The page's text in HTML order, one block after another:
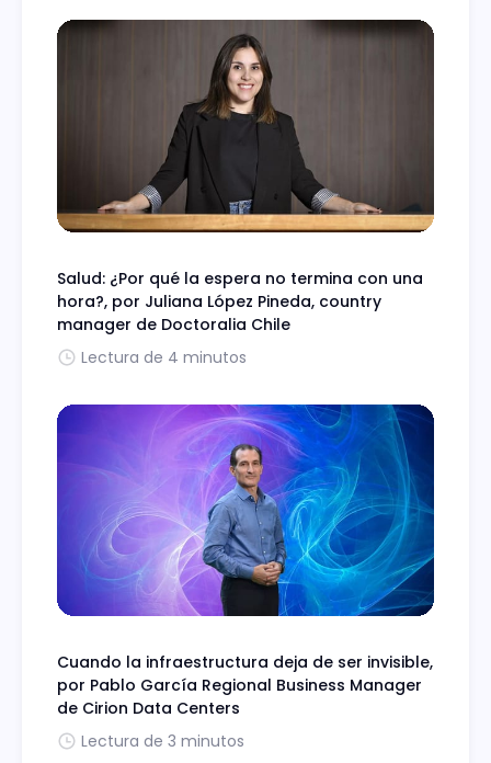
Salud: ¿Por qué la espera no termina con una
hora?, por Juliana López Pineda, country
manager de Doctoralia Chile
Lectura de 4 minutos
Cuando la infraestructura deja de ser invisible,
por Pablo García Regional Business Manager
de Cirion Data Centers
Lectura de 3 minutos